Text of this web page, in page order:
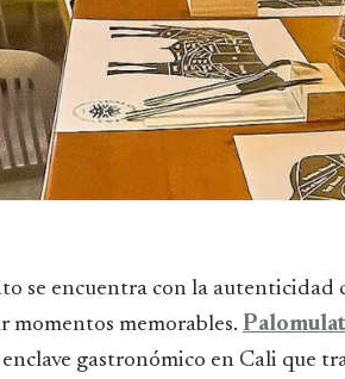
momentos memorables.
gastronómico en Cali que